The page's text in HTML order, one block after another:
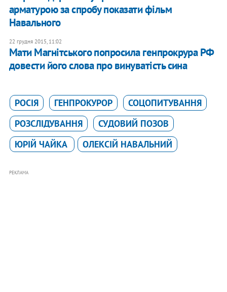
арматурою за спробу показати фільм
Навального
22 грудня 2015, 11:02
Мати Магнітського попросила генпрокрура РФ
довести його слова про винуватість сина
РОСІЯ ГЕНПРОКУРОР
СОЦОПИТУВАННЯ
РОЗСЛІДУВАННЯ
СУДОВИЙ ПОЗОВ
ЮРІЙ ЧАЙКА
ОЛЕКСІЙ НАВАЛЬНИЙ
РЕКЛАМА